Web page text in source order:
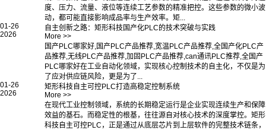
度、压力、流量、液位等连续工艺参数的精准把控。这些参数的微小波
动，都可能直接影响成品率与生产效率。矩...
01-26
2026
自主创新之路：矩形科技国产化PLC的技术突破与实践
More >>
国产PLC哪家好,国产PLC产品推荐,宽温PLC产品推荐,全国产化PLC产
品推荐,无线PLC产品推荐,加固PLC产品推荐,can通讯PLC推荐,全国产
PLC哪家好在工业自动化领域，实现核心控制技术的自主化，不仅是为
了应对供应链风险，更是为了...
01-26
2026
矩形科技自主可控PLC打造高稳定控制系统
More >>
在现代工业控制领域，系统的长期稳定运行是企业实现连续生产和保障
效益的基石。而稳定性的根基，往往源自对核心技术的深度掌控。矩形
科技自主可控PLC，正是通过从底层芯片到上层软件的完整技术链条，